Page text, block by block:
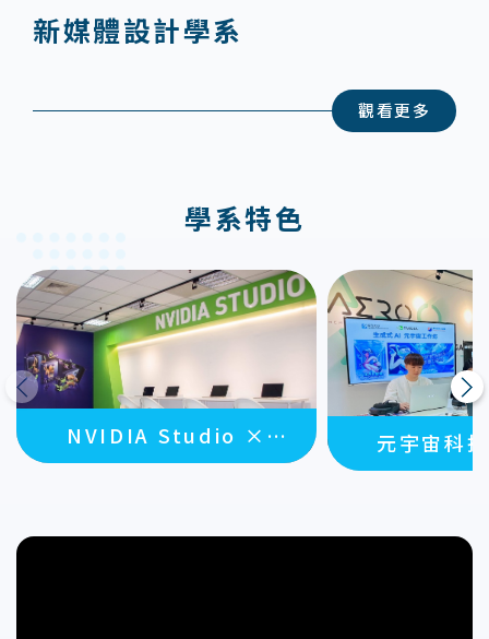
新媒體設計學系
觀看更多
學系特色
上一則
NVIDIA Studio ×
GIGABYTE 協作空間
元宇宙科
下一則